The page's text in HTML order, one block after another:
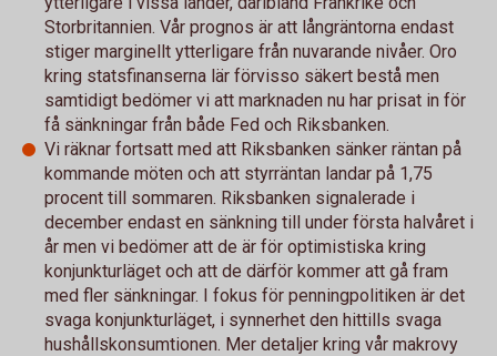
Storbritannien. Vår prognos är att långräntorna endast
stiger marginellt ytterligare från nuvarande nivåer. Oro
kring statsfinanserna lär förvisso säkert bestå men
samtidigt bedömer vi att marknaden nu har prisat in för
få sänkningar från både Fed och Riksbanken.
Vi räknar fortsatt med att Riksbanken sänker räntan på
kommande möten och att styrräntan landar på 1,75
procent till sommaren. Riksbanken signalerade i
december endast en sänkning till under första halvåret i
år men vi bedömer att de är för optimistiska kring
konjunkturläget och att de därför kommer att gå fram
med fler sänkningar. I fokus för penningpolitiken är det
svaga konjunkturläget, i synnerhet den hittills svaga
hushållskonsumtionen. Mer detaljer kring vår makrovy